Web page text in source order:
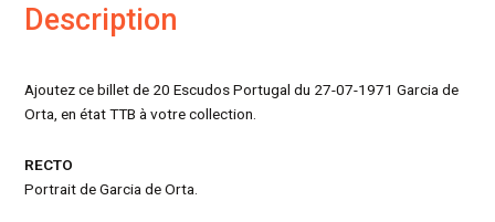
Description
Ajoutez ce billet de 20 Escudos Portugal du 27-07-1971 Garcia de
Orta, en état TTB à votre collection.
RECTO
Portrait de Garcia de Orta.